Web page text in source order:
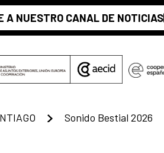
A NUESTRO CANAL DE NOTICIAS
Sonido Bestial 2026